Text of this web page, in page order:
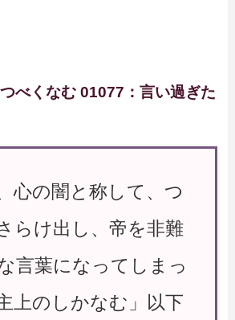
べくなむ 01077：言い過ぎた
心の闇と称して、つ
らけ出し、帝を非難
言葉になってしまっ
上のしかなむ」以下